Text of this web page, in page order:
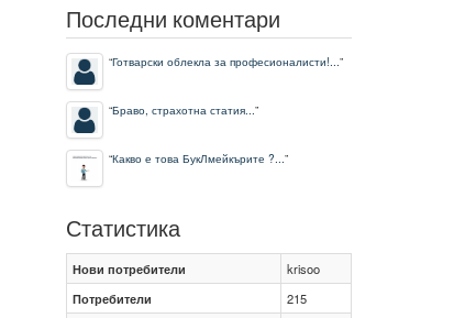
Последни коментари
“Готварски облекла за професионалисти!...”
“Браво, страхотна статия...”
“Какво е това БукЛмейкърите ?...”
Статистика
Нови потребители
krisoo
Потребители
215